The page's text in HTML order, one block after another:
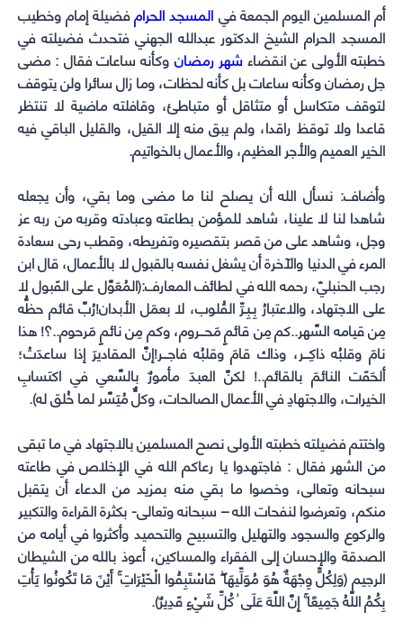
أم المسلمين اليوم الجمعة في المسجد الحرامفضيلة إمام وخطيب
المسجد الحرام الشيخ الدكتور عبدالله الجهني فتحدث فضيلته في
خطبته الأولى عن انقضاء شهر رمضان وكأنه ساعات فقال : مضى
جل رمضان وكأنه ساعات بل كأنه لحظات، وما زال سائرا ولن يتوقف
لتوقف متكاسل أو متثاقل أو متباطئ، وقافلته ماضية لا تنتظر
قاعدا ولا توقظ راقدا، ولم يبق منه إلا القيل، والقليل الباقي فيه
الخير العميم والأجر العظيم، والأعمال بالخواتيم.
وأضاف: نسأل الله أن يصلح لنا ما مضى وما بقي، وأن يجعله
شاهدا لنا لا علينا، شاهد للمؤمن بطاعته وعبادته وقربه من ربه عز
وجل، وشاهد على من قصر بتقصيره وتفريطه، وقطب رحى سعادة
المرء في الدنيا والآخرة أن يشغل نفسه بالقبول لا بالأعمال، قال ابن
رجب الحنبليّ، رحمه الله في لطائف المعارف:(المُعَوَّل على القَبول لا
على الاجتهاد، والاعتبارُ بِـبِـرِّ القُلوب، لا بعمَل الأبدان!رُبَّ قائم حظُّه
مِن قيامه السَّهر..كم مِن قائمٍ مَحـــروم، وكم مِن نائمٍ مَرحوم..؟! هذا
نامَ وقلبُه ذاكِـــر، وذاك قامَ وقلبُه فاجـــر!إنَّ المقاديرَ إذا ساعدَتْ؛
ألحَقَت النائمَ بالقائم..! لكنَّ العبدَ مأمورٌ بالسَّعي في اكتسابِ
الخيرات، والاجتهادِ في الأعمال الصالحات، وكلٌّ مُيَسَّر لما خُلق له).
واختتم فضيلته خطبته الأولى نصح المسلمين بالاجتهاد في ما تبقى
من الشهر فقال : فاجتهدوا يا رعاكم الله في الإخلاص في طاعته
سبحانه وتعالى، وخصوا ما بقي منه بمزيد من الدعاء أن يتقبل
منكم، وتعرضوا لنفحات الله – سبحانه وتعالى- بكثرة القراءة والتكبير
والركوع والسجود والتهليل والتسبيح والتحميد وأكثروا في أيامه من
الصدقة والإحسان إلى الفقراء والمساكين، أعوذ بالله من الشيطان
الرجيم (وَلِكُلٍّ وِجْهَةٌ هُوَ مُوَلِّيهَا ۖ فَاسْتَبِقُوا الْخَيْرَاتِ ۚ أَيْنَ مَا تَكُونُوا يَأْتِ
بِكُمُ اللَّهُ جَمِيعًا ۚ إِنَّ اللَّهَ عَلَى ٰ كُلِّ شَيْءٍ قَدِيرٌ).
(Opens
in
new
window)
(Opens
in
new
window)
(Opens
in
new
window)
(Opens
in
new
window)